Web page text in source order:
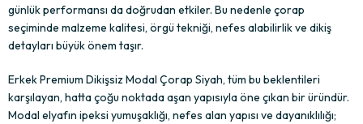
günlük performansı da doğrudan etkiler. Bu nedenle çorap
seçiminde malzeme kalitesi, örgü tekniği, nefes alabilirlik ve dikiş
detayları büyük önem taşır.
Erkek Premium Dikişsiz Modal Çorap Siyah, tüm bu beklentileri
karşılayan, hatta çoğu noktada aşan yapısıyla öne çıkan bir üründür.
Modal elyafın ipeksi yumuşaklığı, nefes alan yapısı ve dayanıklılığı;